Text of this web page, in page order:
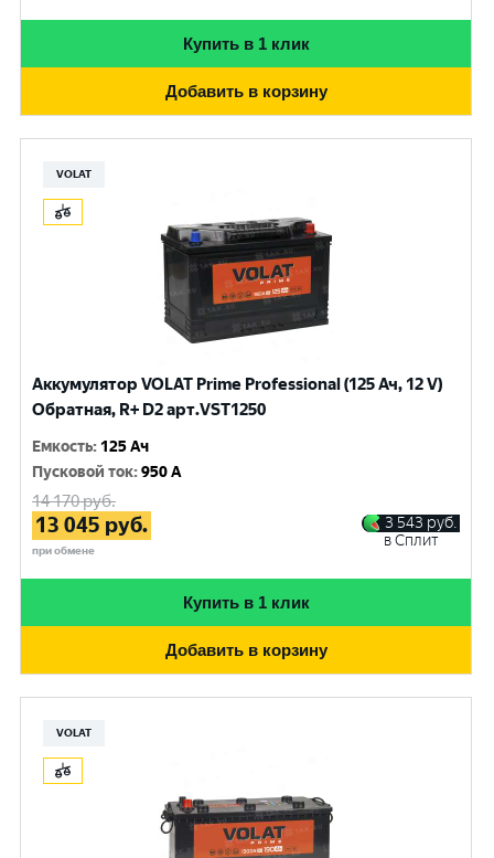
Купить в 1 клик
Добавить в корзину
VOLAT
Аккумулятор VOLAT Prime Professional (125 Ач, 12 V)
Обратная, R+ D2 арт.VST1250
Емкость: 125 Ач
Пусковой ток:950 A
14 170руб.
13 045 руб.
при обмене
3 543 руб.
в Сплит
Купить в 1 клик
Добавить в корзину
VOLAT